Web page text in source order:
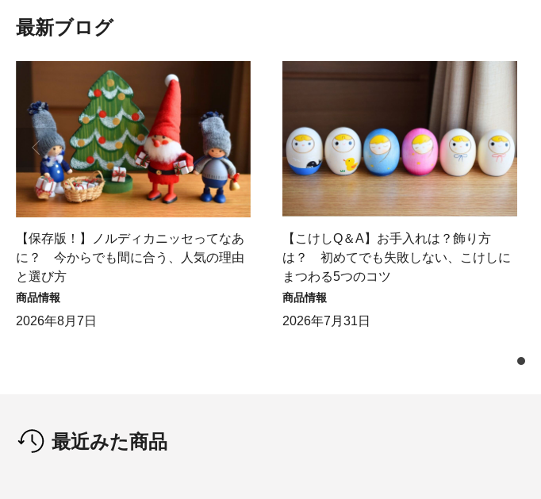
最新ブログ
【保存版！】ノルディカニッセってなあ
に？ 今からでも間に合う、人気の理由
と選び方
商品情報
2026年8月7日
【こけしQ＆A】お手入れは？飾り方
は？ 初めてでも失敗しない、こけしに
まつわる5つのコツ
商品情報
2026年7月31日
最近みた商品